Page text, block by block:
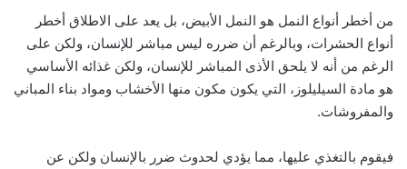
من أخطر أنواع النمل هو النمل الأبيض، بل يعد على الاطلاق أخطر
أنواع الحشرات، وبالرغم أن ضرره ليس مباشر للإنسان، ولكن على
الرغم من أنه لا يلحق الأذى المباشر للإنسان، ولكن غذائه الأساسي
هو مادة السيليلوز، التي يكون مكون منها الأخشاب ومواد بناء المباني
والمفروشات.
فيقوم بالتغذي عليها، مما يؤدي لحدوث ضرر بالإنسان ولكن عن